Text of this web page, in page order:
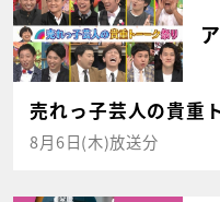
売れっ子芸人の貴重
8月6日(木)放送分